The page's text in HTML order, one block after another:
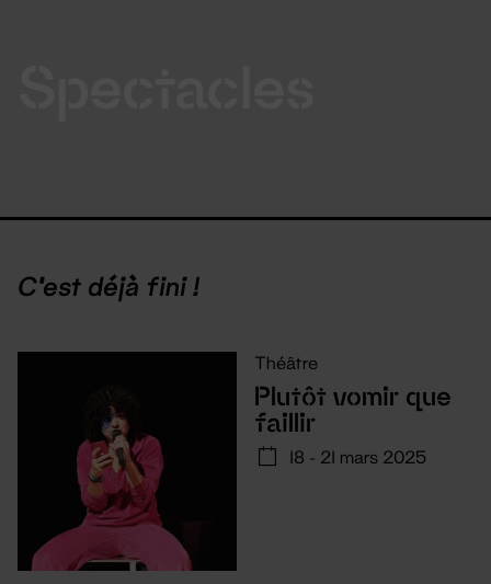
C'est déjà fini !
Théâtre
Plutôt vomir que
faillir
18 - 21 mars 2025